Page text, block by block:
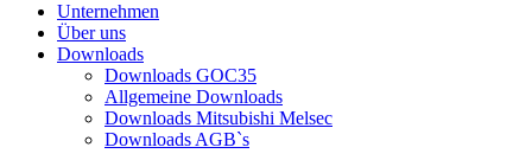
Unternehmen
Über uns
Downloads
Downloads GOC35
Allgemeine Downloads
Downloads Mitsubishi Melsec
Downloads AGB`s